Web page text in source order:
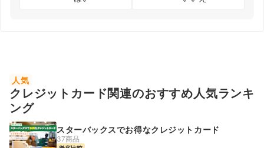
人気
クレジットカード関連のおすすめ人気ランキ
ング
スターバックスでお得なクレジットカード
37商品